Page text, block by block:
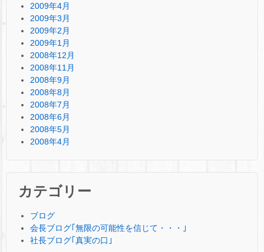
2009年4月
2009年3月
2009年2月
2009年1月
2008年12月
2008年11月
2008年9月
2008年8月
2008年7月
2008年6月
2008年5月
2008年4月
カテゴリー
ブログ
会長ブログ｢無限の可能性を信じて・・・｣
社長ブログ｢真実の口｣